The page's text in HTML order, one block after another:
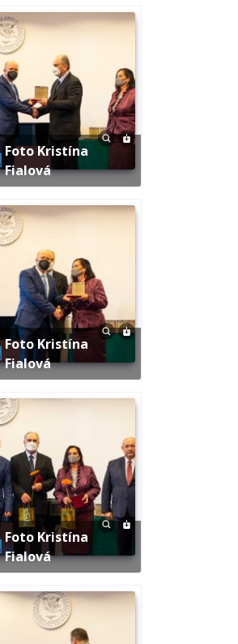
Foto Kristína
Fialová
Foto Kristína
Fialová
Foto Kristína
Fialová